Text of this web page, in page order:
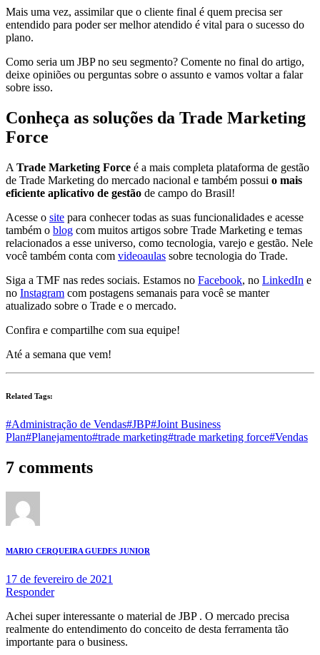
Mais uma vez, assimilar que o cliente final é quem precisa ser
entendido para poder ser melhor atendido é vital para o sucesso do
plano.
Como seria um JBP no seu segmento? Comente no final do artigo,
deixe opiniões ou perguntas sobre o assunto e vamos voltar a falar
sobre isso.
Conheça as soluções da Trade Marketing
Force
A Trade Marketing Force é a mais completa plataforma de gestão
de Trade Marketing do mercado nacional e também possui o mais
eficiente aplicativo de gestão de campo do Brasil!
Acesse o site para conhecer todas as suas funcionalidades e acesse
também o blog com muitos artigos sobre Trade Marketing e temas
relacionados a esse universo, como tecnologia, varejo e gestão. Nele
você também conta com videoaulas sobre tecnologia do Trade.
Siga a TMF nas redes sociais. Estamos no Facebook, no LinkedIn e
no Instagram com postagens semanais para você se manter
atualizado sobre o Trade e o mercado.
Confira e compartilhe com sua equipe!
Até a semana que vem!
Related Tags:
#Administração de Vendas#JBP#Joint Business
Plan#Planejamento#trade marketing#trade marketing force#Vendas
7 comments
MARIO CERQUEIRA GUEDES JUNIOR
17 de fevereiro de 2021
Responder
Achei super interessante o material de JBP . O mercado precisa
realmente do entendimento do conceito de desta ferramenta tão
importante para o business.